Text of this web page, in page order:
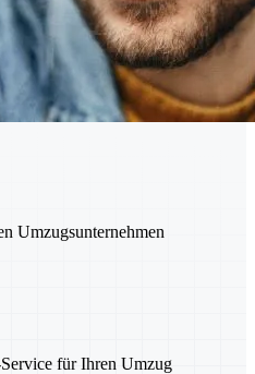
Umzugsunternehmen
für Ihren Umzug